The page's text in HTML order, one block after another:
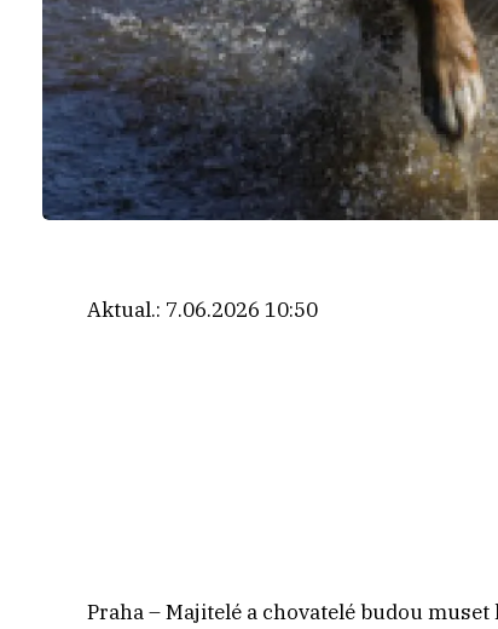
Aktual.: 7.06.2026 10:50
Praha – Majitelé a chovatelé budou